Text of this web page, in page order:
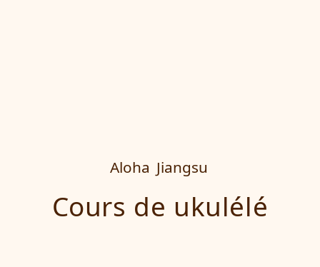
Aloha Jiangsu
Cours de ukulélé